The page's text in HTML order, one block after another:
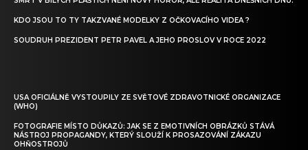
KDO JSOU TO TY TAKZVANÉ MODELKY Z OČKOVACÍHO VIDEA ?
SOUDRUH PREZIDENT PETR PAVEL A JEHO PROSLOV V ROCE 2022
USA OFICIÁLNĚ VYSTOUPILY ZE SVĚTOVÉ ZDRAVOTNICKÉ ORGANIZACE
(WHO)
FOTOGRAFIE MÍSTO DŮKAZŮ: JAK SE Z EMOTIVNÍCH OBRÁZKŮ STÁVÁ
NÁSTROJ PROPAGANDY, KTERÝ SLOUŽÍ K PROSAZOVÁNÍ ZÁKAZU
OHŇOSTROJŮ